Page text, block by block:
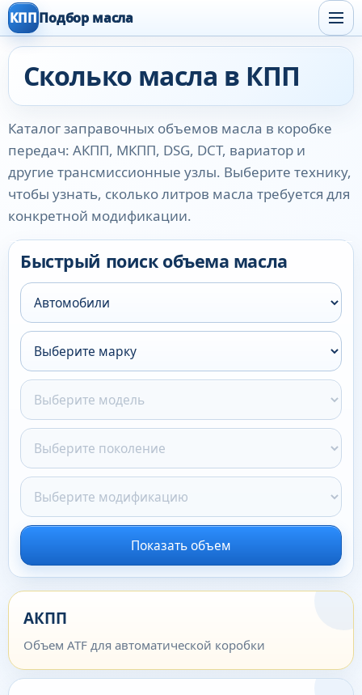
КПППодбор масла
Сколько масла в КПП
Каталог заправочных объемов масла в коробке
передач: АКПП, МКПП, DSG, DCT, вариатор и
другие трансмиссионные узлы. Выберите технику,
чтобы узнать, сколько литров масла требуется для
конкретной модификации.
Быстрый поиск объема масла
Показать объем
АКПП
Объем ATF для автоматической коробки